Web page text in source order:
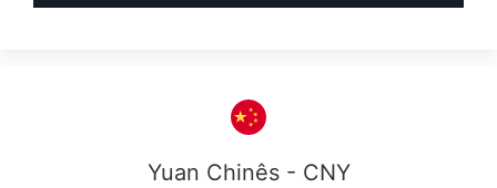
Yuan Chinês - CNY